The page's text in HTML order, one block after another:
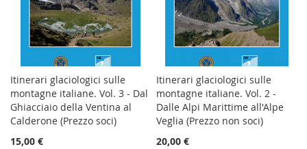
Itinerari glaciologici sulle
montagne italiane. Vol. 3 - Dal
Ghiacciaio della Ventina al
Calderone (Prezzo soci)
15,00 €
Itinerari glaciologici sulle
montagne italiane. Vol. 2 -
Dalle Alpi Marittime all'Alpe
Veglia (Prezzo non soci)
20,00 €